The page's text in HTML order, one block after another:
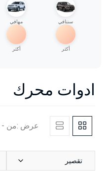
سنتافي
أكثر
مهافي
أكثر
ادوات محرك
عرض :من -
تقصير